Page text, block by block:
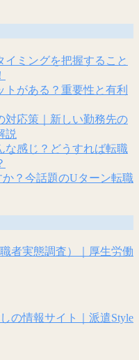
ミングを把握すること
がある？重要性と有利
対応策｜新しい勤務先の
説
な感じ？どうすれば転職
？今話題のUターン転職
者実態調査）｜厚生労働
の情報サイト｜派遣Style